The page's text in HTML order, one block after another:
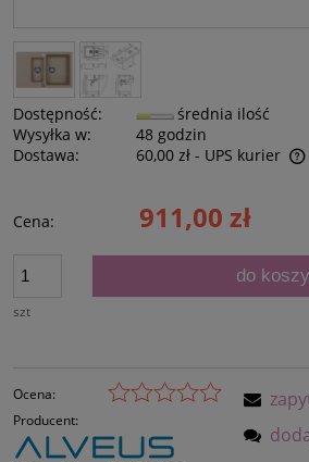
Dostępność:
średnia ilość
Wysyłka w:
48 godzin
Dostawa:
60,00 zł - UPS kurier
Cena nie zawiera ewentualnych kosztów
Cena: 911,00 zł
szt
do
Ocena:
Producent: